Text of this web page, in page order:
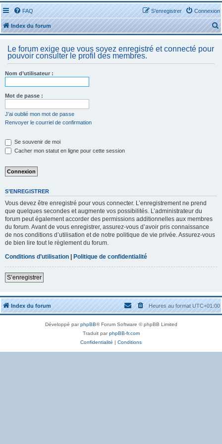
FAQ Connexion
S’enregistrer
Index du forum
e
Le forum exige que vous soyez enregistré et connecté pour
pouvoir consulter le profil des membres.
Nom d’utilisateur :
Mot de passe :
J’ai oublié mon mot de passe
Renvoyer le courriel de confirmation
Se souvenir de moi
Cacher mon statut en ligne pour cette session
S’ENREGISTRER
Vous devez être enregistré pour vous connecter. L’enregistrement ne prend
que quelques secondes et augmente vos possibilités. L’administrateur du
forum peut également accorder des permissions additionnelles aux membres
du forum. Avant de vous enregistrer, assurez-vous d’avoir pris connaissance
de nos conditions d’utilisation et de notre politique de vie privée. Assurez-vous
de bien lire tout le règlement du forum.
Conditions d’utilisation | Politique de confidentialité
S’enregistrer
Index du forum Heures au formatUTC+01:00
Développé parphpBB® Forum Software © phpBB Limited
Traduit parphpBB-fr.com
Confidentialité | Conditions